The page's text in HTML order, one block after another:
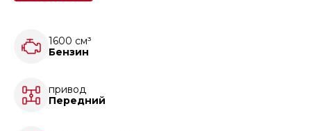
1600 см³
Бензин
привод
Передний